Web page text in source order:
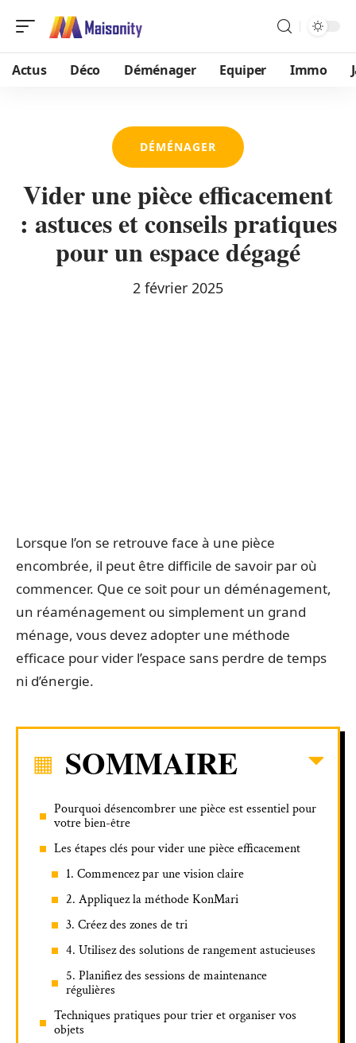
Actus Déco Déménager Equiper Immo
DÉMÉNAGER
Vider une pièce efficacement
: astuces et conseils pratiques
pour un espace dégagé
2 février 2025
Lorsque l’on se retrouve face à une pièce
encombrée, il peut être difficile de savoir par où
commencer. Que ce soit pour un déménagement,
un réaménagement ou simplement un grand
ménage, vous devez adopter une méthode
efficace pour vider l’espace sans perdre de temps
ni d’énergie.
SOMMAIRE
Pourquoi désencombrer une pièce est essentiel pour
votre bien-être
Les étapes clés pour vider une pièce efficacement
1. Commencez par une vision claire
2. Appliquez la méthode KonMari
3. Créez des zones de tri
4. Utilisez des solutions de rangement astucieuses
5. Planifiez des sessions de maintenance
régulières
Techniques pratiques pour trier et organiser vos
objets